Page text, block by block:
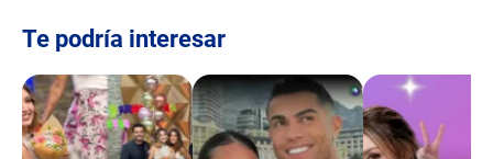
Te podría interesar